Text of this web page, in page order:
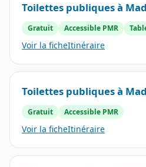
Toilettes publiques à
Gratuit Accessible PMR
Voir la ficheItinéraire
Toilettes publiques à
Gratuit Accessible PMR
Voir la ficheItinéraire